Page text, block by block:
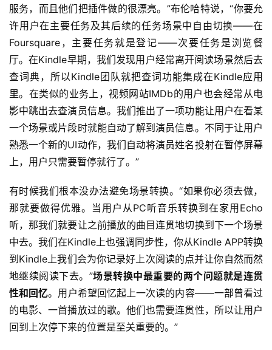
服务，而且他们把插件做的很漂亮。”布伦哈特说，“你要允
许用户在主要任务及其后续的任务场景中自由切换——在
Foursquare，主要任务就是登记——次要任务是浏览餐
厅。在Kindle早期，我们发现用户经常离开阅读场景然后去
查词典，所以Kindle团队就把查词功能集成在Kindle应用
里。在类似的业务上，视频网站IMDb的用户也会经常从电
影中跳出去查演员信息。我们推出了一项功能让用户在看某
一个场景或片段时就能自动了解到演员信息。不同于让用户
熟悉一个新的UI动作，我们自动将演员姓名投射在暂停屏幕
上，用户只需要暂停就行了。”
有时候我们根本没办法避免场景转换。“如果你必须去做，
那就要做得优雅。当用户从PC听音乐转换到在家用Echo
听，那我们就要让之前播放的曲目连贯地切换到下一个场景
中去。我们在Kindle上也强调同步性，你从Kindle APP转换
到Kindle上我们会为你记录好上次阅读的点并让你自然而然
地继续阅读下去。”场景转换中最重要的两个问题就是连贯
性和回忆。用户希望回忆起上一次读的内容——一部曾看过
的电影、一首播放过的歌。他们也需要连贯性，所以让用户
回到上次停下来的位置是至关重要的。”